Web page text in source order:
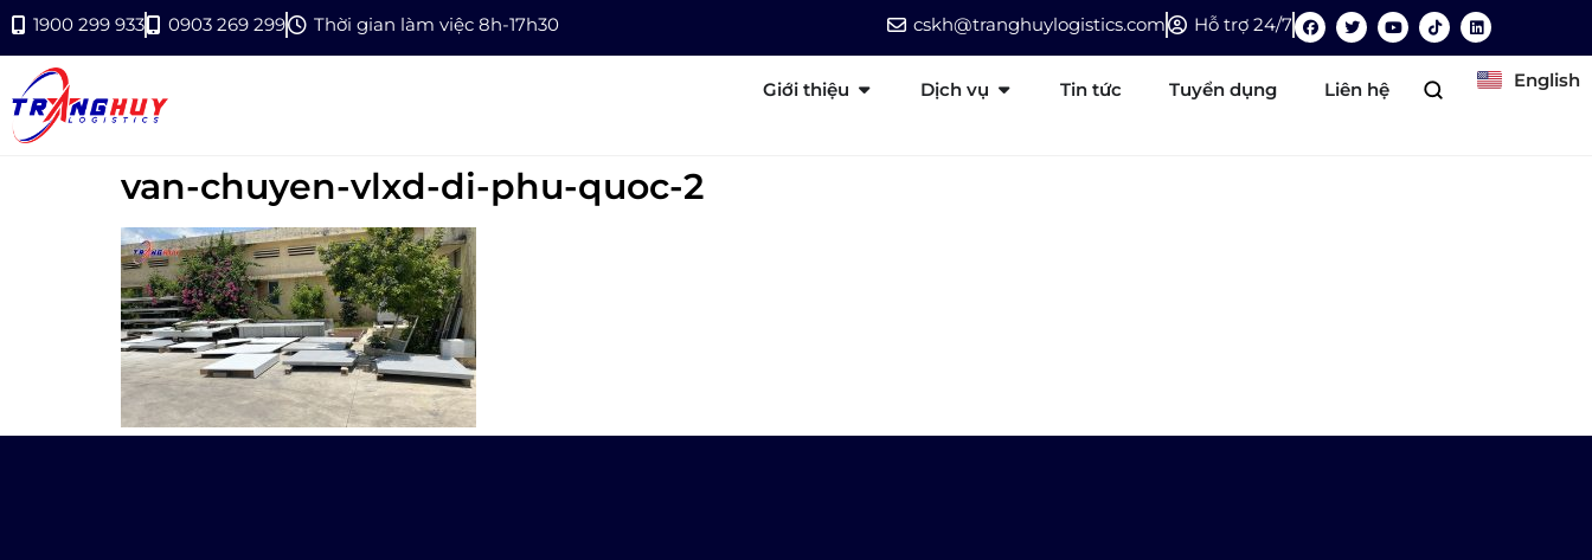
1900 299 933 0903 269 299 Thời gian làm việc 8h-17h30 cskh@tranghuylogistics.com Hỗ trợ 24/7
Giới thiệu Dịch vụ Tin tức Tuyển dụng Liên hệ English
van-chuyen-vlxd-di-phu-quoc-2